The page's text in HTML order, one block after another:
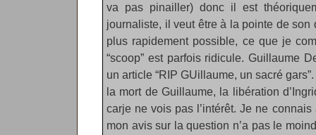
va pas pinailler) donc il est
journaliste, il veut être à la pointe de
plus rapidement possible, ce que je
“scoop” est parfois ridicule. Guillaume
un article “RIP GUillaume, un sacré
la mort de Guillaume, la libération
carje ne vois pas l’intérêt. Je ne
mon avis sur la question n’a pas le